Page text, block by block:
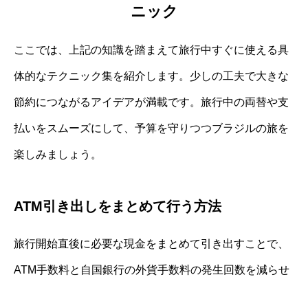
ニック
ここでは、上記の知識を踏まえて旅行中すぐに使える具
体的なテクニック集を紹介します。少しの工夫で大きな
節約につながるアイデアが満載です。旅行中の両替や支
払いをスムーズにして、予算を守りつつブラジルの旅を
楽しみましょう。
ATM引き出しをまとめて行う方法
旅行開始直後に必要な現金をまとめて引き出すことで、
ATM手数料と自国銀行の外貨手数料の発生回数を減らせ